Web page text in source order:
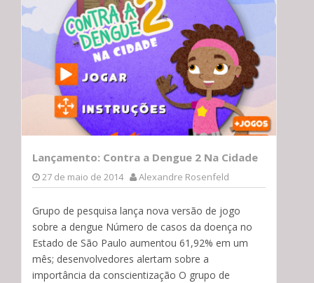
Lançamento: Contra a Dengue 2 Na Cidade
27 de maio de 2014 Alexandre Rosenfeld
Grupo de pesquisa lança nova versão de jogo
sobre a dengue Número de casos da doença no
Estado de São Paulo aumentou 61,92% em um
mês; desenvolvedores alertam sobre a
importância da conscientização O grupo de